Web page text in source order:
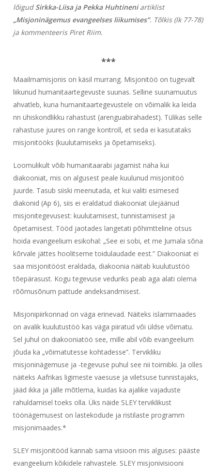
lõigud Sirkka-Liisa ja Pekka Huhtineniartiklist
„Misjoninägemus evangeelses liikumises”. Tõlkis (lk 77-78)
ja kommenteeris Piret Riim.
***
Maailmamisjonis on käsil murrang. Misjonitöö on tugevalt
liikunud humanitaartegevuste suunas. Selline suunamuutus
ahvatleb, kuna humanitaartegevustele on võimalik ka leida
nn ühiskondlikku rahastust (arenguabirahadest). Tülikas selle
rahastuse juures on range kontroll, et seda ei kasutataks
misjonitööks (kuulutamiseks ja õpetamiseks).
Loomulikult võib humanitaarabi jagamist näha kui
diakooniat, mis on algusest peale kuulunud misjonitöö
juurde. Tasub siiski meenutada, et kui valiti esimesed
diakonid (Ap 6), siis ei eraldatud diakooniat ülejäänud
misjonitegevusest: kuulutamisest, tunnistamisest ja
õpetamisest. Tööd jaotades langetati põhimtteline otsus
hoida evangeelium esikohal: „See ei sobi, et me Jumala sõna
kõrvale jättes hoolitseme toidulaudade eest.” Diakooniat ei
saa misjonitööst eraldada, diakoonia näitab kuulutustöö
tõepärasust. Kogu tegevuse veduriks peab aga alati olema
rõõmusõnum pattude andeksandmisest.
Misjonipiirkonnad on väga erinevad. Näiteks islamimaades
on avalik kuulutustöö kas väga piiratud või üldse võimatu.
Sel juhul on diakooniatöö see, mille abil võib evangeelium
jõuda ka „võimatutesse kohtadesse”. Tervikliku
misjoninägemuse ja -tegevuse puhul see nii toimibki. Ja olles
näiteks Aafrikas ligimeste vaesuse ja viletsuse tunnistajaks,
jääd ikka ja jälle mõtlema, kuidas ka ajalike vajaduste
rahuldamisel toeks olla. Üks näide SLEY terviklikust
töönägemusest on lastekodude ja ristilaste programm
misjonimaades.*
SLEY misjonitööd kannab sama visioon mis alguses: pääste
evangeelium kõikidele rahvastele. SLEY misjonivisiooni